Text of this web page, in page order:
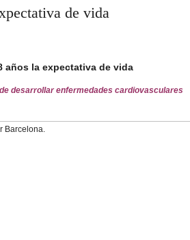
de vida
años la expectativa de vida
desarrollar enfermedades cardiovasculares